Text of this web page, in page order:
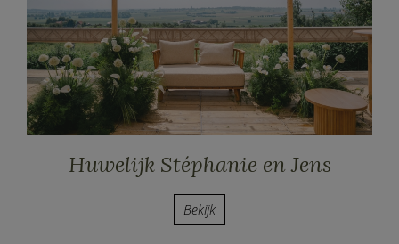
Huwelijk Stéphanie en Jens
Bekijk